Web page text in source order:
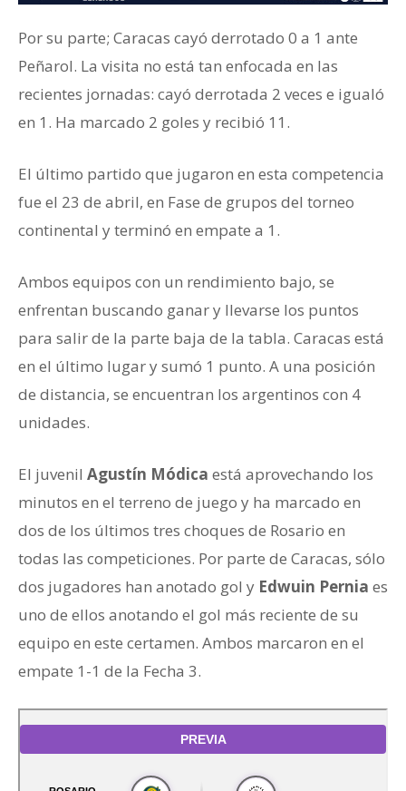
Por su parte; Caracas cayó derrotado 0 a 1 ante
Peñarol. La visita no está tan enfocada en las
recientes jornadas: cayó derrotada 2 veces e igualó
en 1. Ha marcado 2 goles y recibió 11.
El último partido que jugaron en esta competencia
fue el 23 de abril, en Fase de grupos del torneo
continental y terminó en empate a 1.
Ambos equipos con un rendimiento bajo, se
enfrentan buscando ganar y llevarse los puntos
para salir de la parte baja de la tabla. Caracas está
en el último lugar y sumó 1 punto. A una posición
de distancia, se encuentran los argentinos con 4
unidades.
El juvenil Agustín Módica está aprovechando los
minutos en el terreno de juego y ha marcado en
dos de los últimos tres choques de Rosario en
todas las competiciones. Por parte de Caracas, sólo
dos jugadores han anotado gol y Edwuin Pernia es
uno de ellos anotando el gol más reciente de su
equipo en este certamen. Ambos marcaron en el
empate 1-1 de la Fecha 3.